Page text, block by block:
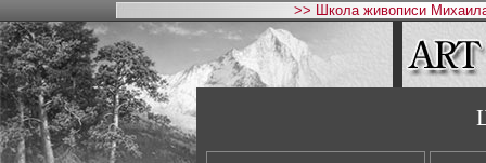
>> Школа живописи